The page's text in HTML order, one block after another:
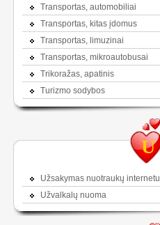
Transportas, automobiliai
Transportas, kitas įdomus
Transportas, limuzinai
Transportas, mikroautobusai
Trikoražas, apatinis
Turizmo sodybos
U
Užsakymas nuotraukų internetu
Užvalkalų nuoma